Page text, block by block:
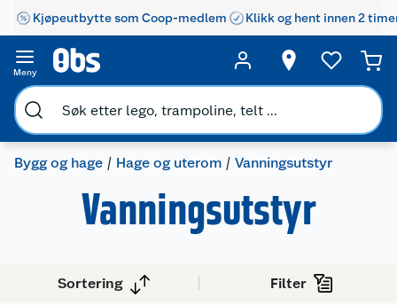
Kjøpeutbytte som Coop-medlem Klikk og hent innen 2
Meny
Bygg og hage Hage og uterom Vanningsutstyr
Vanningsutstyr
Sortering Filter